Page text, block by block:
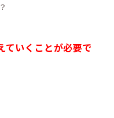
ていくことが必要で